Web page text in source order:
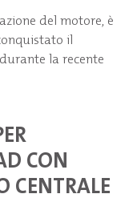
del motore, è
il
la recente
CON
CENTRALE